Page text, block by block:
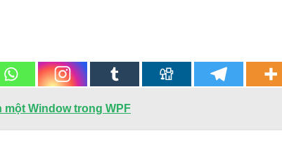
một Window trong WPF